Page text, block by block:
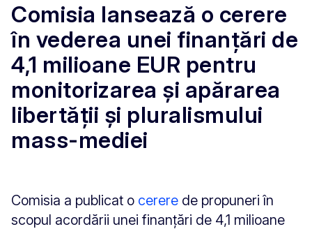
Comisia lansează o cerere
în vederea unei finanțări de
4,1 milioane EUR pentru
monitorizarea și apărarea
libertății și pluralismului
mass-mediei
Comisia a publicat o cerere de propuneri în
scopul acordării unei finanțări de 4,1 milioane